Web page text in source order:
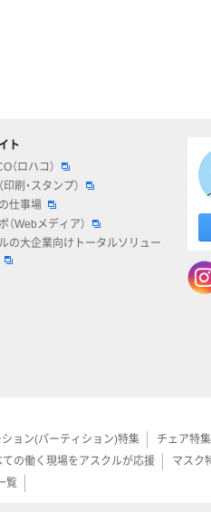
ト
（ロハコ）
印刷・スタンプ）
仕事場
（Webメディア）
の大企業向けトータルソリュー
ョン(パーティション)特集 チェア特集
ての働く現場をアスクルが応援 マスク
覧